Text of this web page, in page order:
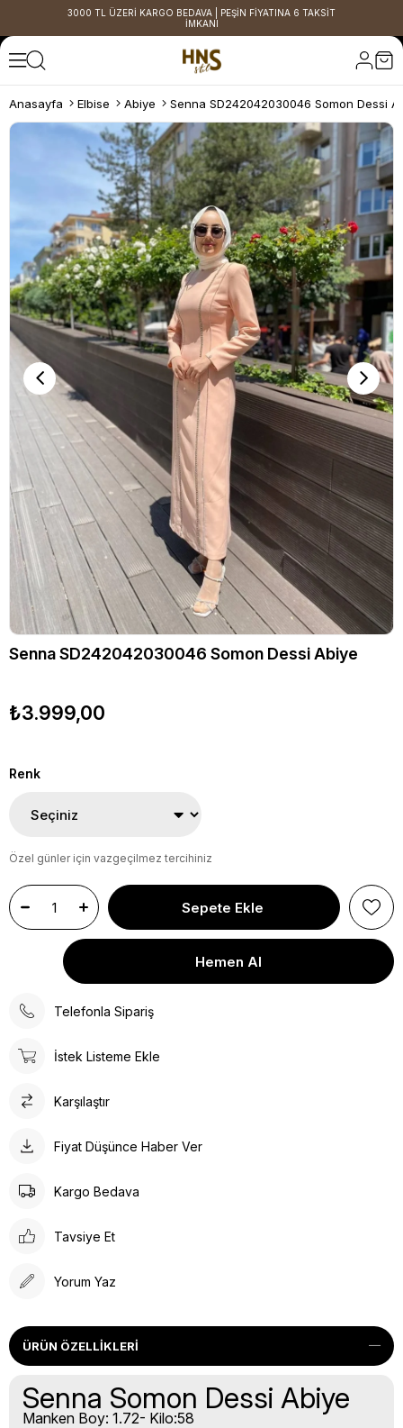
3000 TL ÜZERİ KARGO BEDAVA | PEŞİN FİYATINA 6 TAKSİT
İMKANI
Anasayfa Elbise Abiye Senna SD242042030046 Somon Dessi
Senna SD242042030046 Somon Dessi Abiye
₺3.999,00
Renk
Özel günler için vazgeçilmez tercihiniz
Telefonla Sipariş
İstek Listeme Ekle
Karşılaştır
Fiyat Düşünce Haber Ver
Kargo Bedava
Tavsiye Et
Yorum Yaz
ÜRÜN ÖZELLIKLERI
Senna Somon Dessi Abiye
Manken Boy: 1.72- Kilo:58